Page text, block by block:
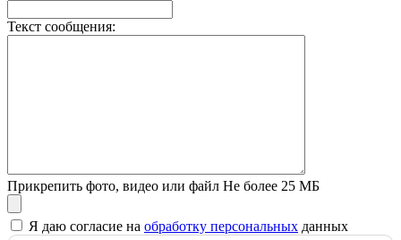
Текст сообщения:
Прикрепить фото, видео или файл Не более 25 МБ
Я даю согласие на обработку персональных данных